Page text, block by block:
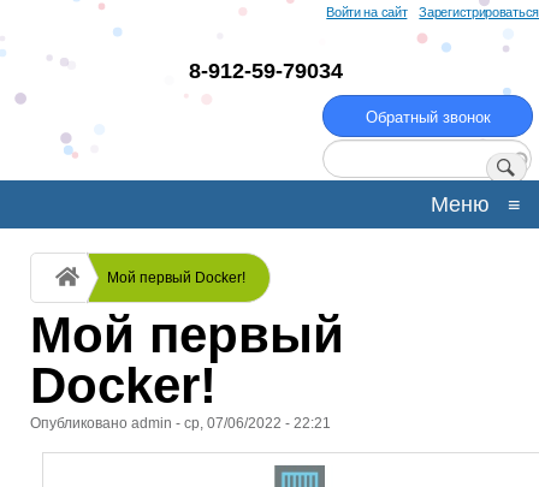
Перейти
основному
содержанию
Зарегистрироваться
Войти на сайт
8-912-59-79034
Обратный звонок
Поиск
Меню ≡
Строка
навигации
Мой первый Docker!
Мой первый
Docker!
Опубликовано admin - ср, 07/06/2022 - 22:21